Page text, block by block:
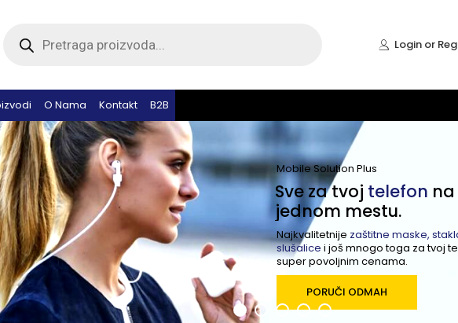
search Login or
O Nama Kontakt B2B
Sve za tvoj telefon na
jednom mestu.
Mobile Solution Plus
Najkvalitetnije zaštitne maske,
slušalice i još mnogo toga za tvoj
super povoljnim cenama.
PORUČI ODMAH